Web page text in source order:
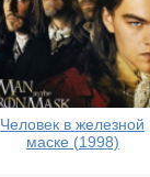
Человек в железной
маске (1998)